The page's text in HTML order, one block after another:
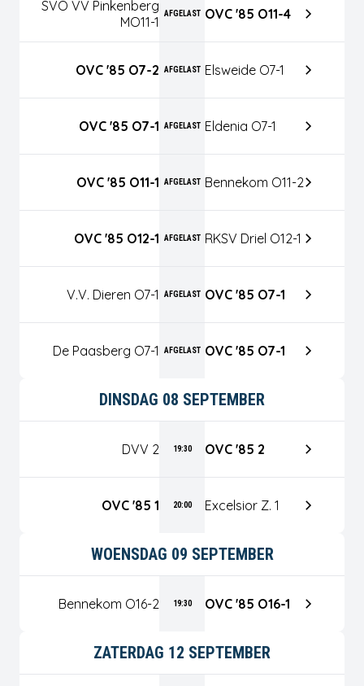
SVO VV Pinkenberg
MO11-1
AFGELAST OVC '85 O11-4
OVC '85 O7-2 AFGELAST Elsweide O7-1
OVC '85 O7-1 AFGELAST Eldenia O7-1
OVC '85 O11-1 AFGELAST Bennekom O11-2
OVC '85 O12-1 AFGELAST RKSV Driel O12-1
V.v. Dieren O7-1 AFGELAST OVC '85 O7-1
De Paasberg O7-1 AFGELAST OVC '85 O7-1
DINSDAG 08 SEPTEMBER
DVV 2 19:30 OVC '85 2
OVC '85 1 20:00 Excelsior Z. 1
WOENSDAG 09 SEPTEMBER
Bennekom O16-2 19:30 OVC '85 O16-1
ZATERDAG 12 SEPTEMBER